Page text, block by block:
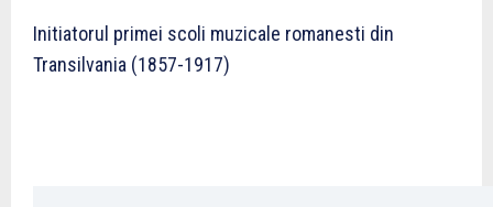
Initiatorul primei scoli muzicale romanesti din
Transilvania (1857-1917)